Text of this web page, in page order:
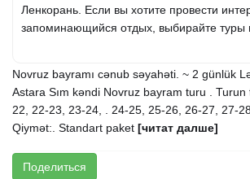
Ленкорань. Если вы хотите провести
запоминающийся отдых, выбирайте туры
Novruz bayramı cənub səyahəti. ~ 2 günlük
Astara Sım kəndi Novruz bayram turu .
22, 22-23, 23-24, . 24-25, 25-26, 26-27, 27-
Qiymət:. Standart paket [читат далше]
Поделиться